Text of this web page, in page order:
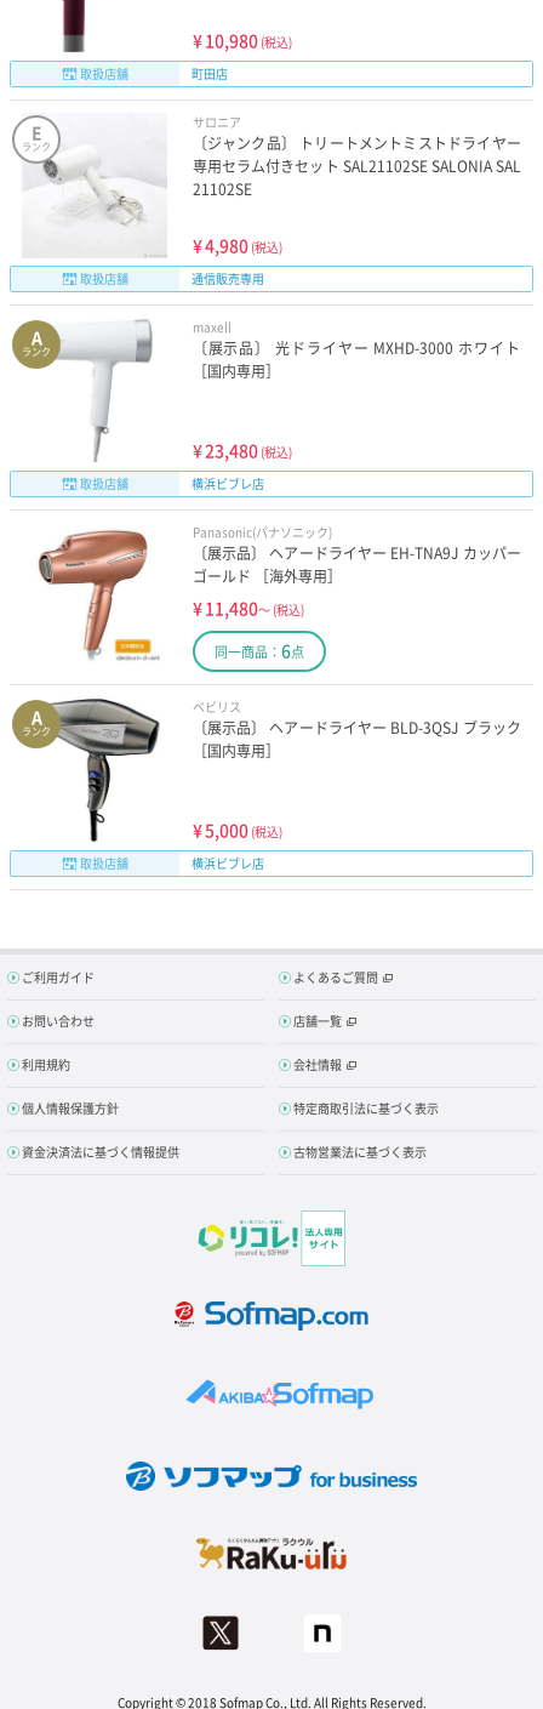
¥10,980 (税込)
取扱店舗
町田店
E
ランク
サロニア
〔ジャンク品〕 トリートメントミストドライヤー
専用セラム付きセット SAL21102SE SALONIA SAL
21102SE
¥4,980 (税込)
取扱店舗
通信販売専用
A
ランク
maxell
〔展示品〕 光ドライヤー MXHD-3000 ホワイト
［国内専用］
¥23,480 (税込)
取扱店舗
横浜ビブレ店
Panasonic(パナソニック)
〔展示品〕 ヘアードライヤー EH-TNA9J カッパー
ゴールド ［海外専用］
¥11,480～ (税込)
同一商品： 6点
A
ランク
ベビリス
〔展示品〕 ヘアードライヤー BLD-3QSJ ブラック
［国内専用］
¥5,000 (税込)
取扱店舗
横浜ビブレ店
ご利用ガイド よくあるご質問
お問い合わせ 店舗一覧
利用規約 会社情報
個人情報保護方針 特定商取引法に基づく表示
資金決済法に基づく情報提供 古物営業法に基づく表示
Copyright © 2018 Sofmap Co., Ltd. All Rights Reserved.